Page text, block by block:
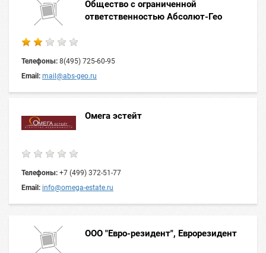
Общество с ограниченной
ответственностью Абсолют-Гео
Телефоны: 8(495) 725-60-95
Email: mail@abs-geo.ru
Омега эстейт
Телефоны: +7 (499) 372-51-77
Email: info@omega-estate.ru
ООО "Евро-резидент", Еврорезидент